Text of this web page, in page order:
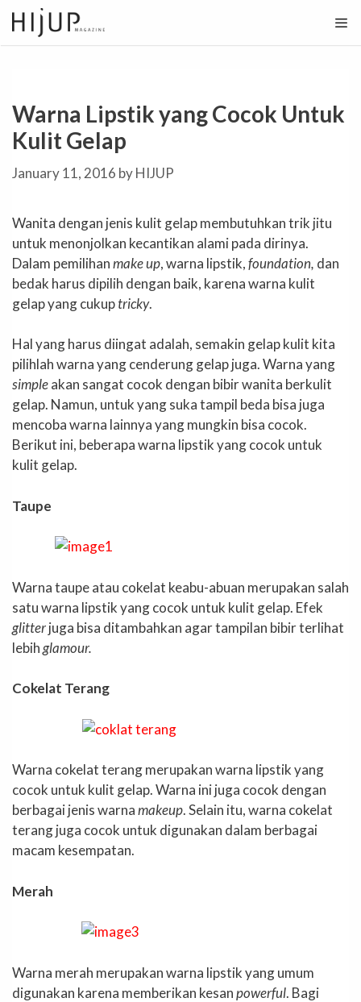
Skip
to
content
Warna Lipstik yang Cocok Untuk
Kulit Gelap
January 11, 2016 byHIJUP
Wanita dengan jenis kulit gelap membutuhkan trik jitu
untuk menonjolkan kecantikan alami pada dirinya.
Dalam pemilihanmake up, warna lipstik,foundation, dan
bedak harus dipilih dengan baik, karena warna kulit
gelap yang cukuptricky.
Hal yang harus diingat adalah, semakin gelap kulit kita
pilihlah warna yang cenderung gelap juga. Warna yang
simpleakan sangat cocok dengan bibir wanita berkulit
gelap. Namun, untuk yang suka tampil beda bisa juga
mencoba warna lainnya yang mungkin bisa cocok.
Berikut ini, beberapa warna lipstik yang cocok untuk
kulit gelap.
Taupe
Warna taupe atau cokelat keabu-abuan merupakan salah
satu warna lipstik yang cocok untuk kulit gelap. Efek
glitterjuga bisa ditambahkan agar tampilan bibir terlihat
lebihglamour.
Cokelat Terang
Warna cokelat terang merupakan warna lipstik yang
cocok untuk kulit gelap. Warna ini juga cocok dengan
berbagai jenis warnamakeup. Selain itu, warna cokelat
terang juga cocok untuk digunakan dalam berbagai
macam kesempatan.
Merah
Warna merah merupakan warna lipstik yang umum
digunakan karena memberikan kesanpowerful. Bagi